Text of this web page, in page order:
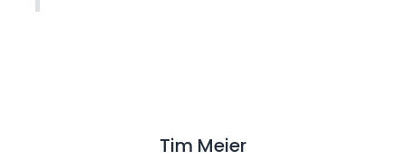
Tim Meier